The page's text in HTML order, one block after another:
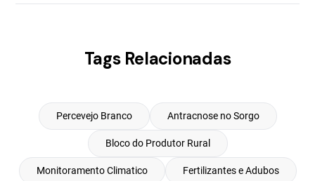
Tags Relacionadas
Percevejo Branco Antracnose no Sorgo
Bloco do Produtor Rural
Monitoramento Climatico Fertilizantes e Adubos